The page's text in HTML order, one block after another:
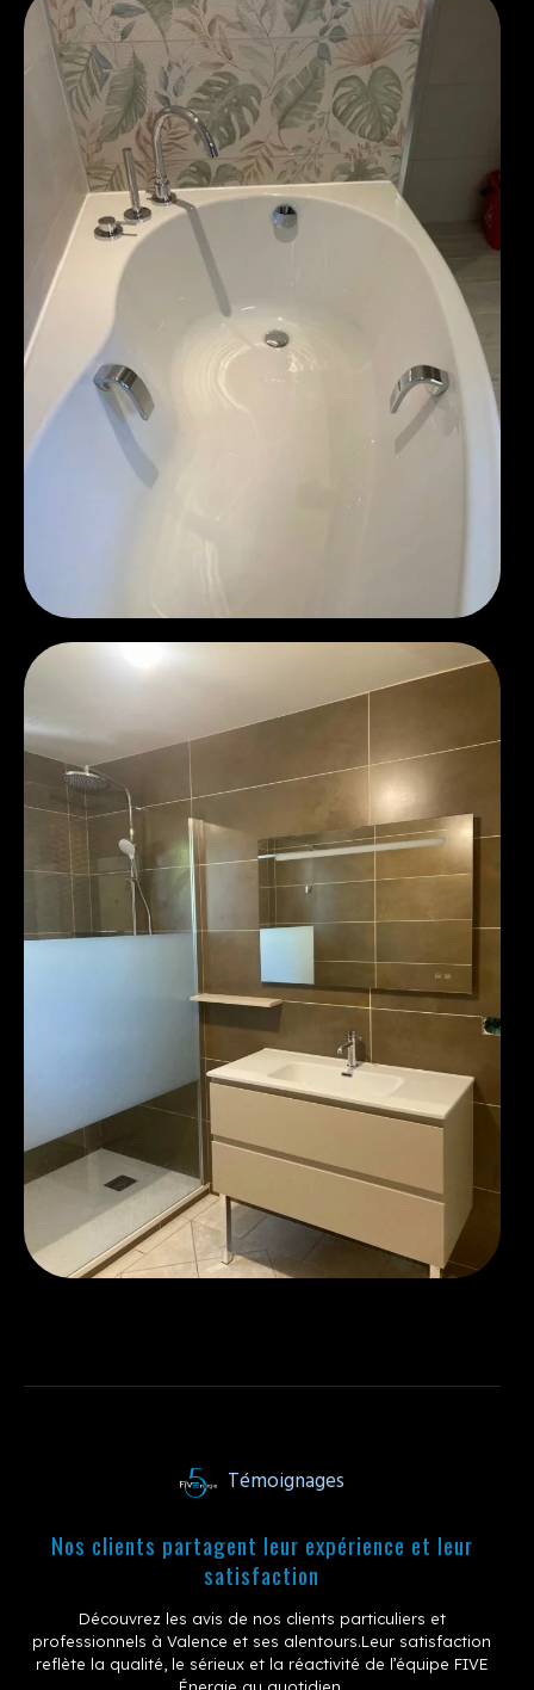
Témoignages
Nos clients partagent leur expérience et leur
satisfaction
Découvrez les avis de nos clients particuliers et
professionnels à Valence et ses alentours.Leur satisfaction
reflète la qualité, le sérieux et la réactivité de l’équipe FIVE